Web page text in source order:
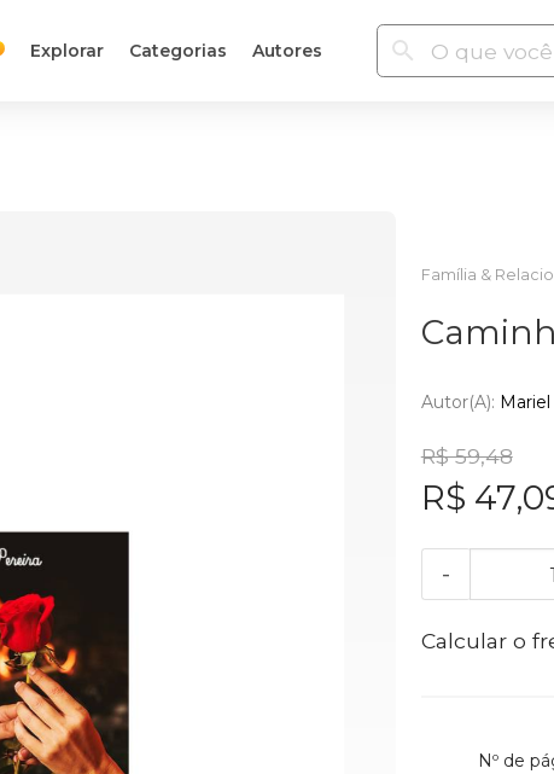
Explorar Categorias Autores
Família &
Autor(a):
R$ 59,48
R$
-
Calcular o
Nº de